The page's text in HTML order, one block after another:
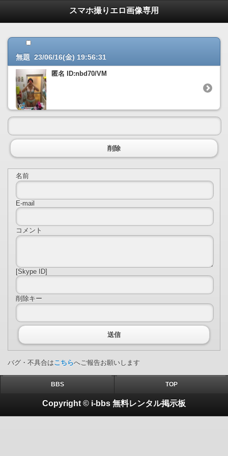
スマホ撮りエロ画像専用
無題 23/06/16(金) 19:56:31
匿名 ID:nbd70/VM
削除
名前
E-mail
コメント
[Skype ID]
削除キー
送信
バグ・不具合はこちらへご報告お願いします
BBS TOP
Copyright © i-bbs 無料レンタル掲示板